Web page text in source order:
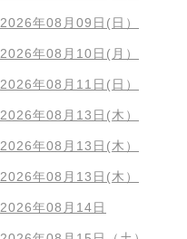
2026年08月09日(日）
2026年08月10日(月）
2026年08月11日(日）
2026年08月13日(木）
2026年08月13日(木）
2026年08月13日(木）
2026年08月14日